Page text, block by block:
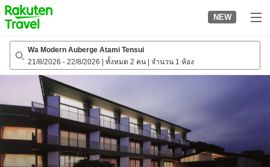
to
top
page
NEW
Wa Modern Auberge Atami Tensui
21/8/2026 - 22/8/2026 ทั้งหมด 2 คน จำนวน 1 ห้อง